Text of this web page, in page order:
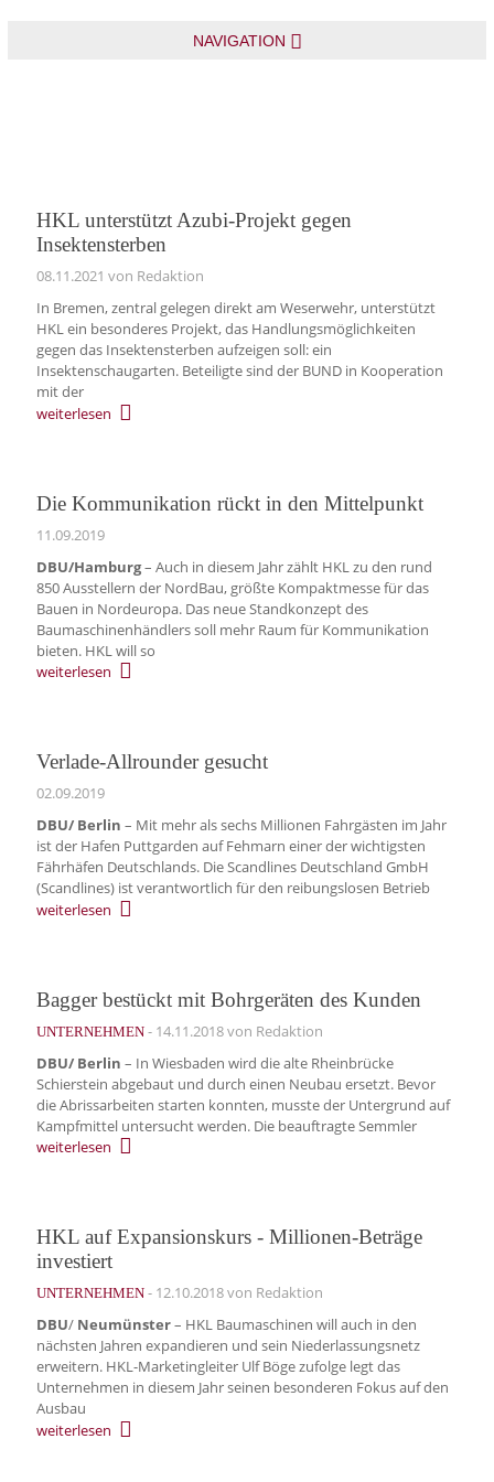
NAVIGATION
HKL unterstützt Azubi-Projekt gegen
Insektensterben
08.11.2021 von Redaktion
In Bremen, zentral gelegen direkt am Weserwehr, unterstützt
HKL ein besonderes Projekt, das Handlungsmöglichkeiten
gegen das Insektensterben aufzeigen soll: ein
Insektenschaugarten. Beteiligte sind der BUND in Kooperation
mit der
weiterlesen
Die Kommunikation rückt in den Mittelpunkt
11.09.2019
DBU/Hamburg– Auch in diesem Jahr zählt HKL zu den rund
850 Ausstellern der NordBau, größte Kompaktmesse für das
Bauen in Nordeuropa. Das neue Standkonzept des
Baumaschinenhändlers soll mehr Raum für Kommunikation
bieten. HKL will so
weiterlesen
Verlade-Allrounder gesucht
02.09.2019
DBU/ Berlin – Mit mehr als sechs Millionen Fahrgästen im Jahr
ist der Hafen Puttgarden auf Fehmarn einer der wichtigsten
Fährhäfen Deutschlands. Die Scandlines Deutschland GmbH
(Scandlines) ist verantwortlich für den reibungslosen Betrieb
weiterlesen
Bagger bestückt mit Bohrgeräten des Kunden
UNTERNEHMEN- 14.11.2018von Redaktion
DBU/ Berlin – In Wiesbaden wird die alte Rheinbrücke
Schierstein abgebaut und durch einen Neubau ersetzt. Bevor
die Abrissarbeiten starten konnten, musste der Untergrund auf
Kampfmittel untersucht werden. Die beauftragte Semmler
weiterlesen
HKL auf Expansionskurs - Millionen-Beträge
investiert
UNTERNEHMEN- 12.10.2018von Redaktion
DBU/Neumünster– HKL Baumaschinen will auch in den
nächsten Jahren expandieren und sein Niederlassungsnetz
erweitern. HKL-Marketingleiter Ulf Böge zufolge legt das
Unternehmen in diesem Jahr seinen besonderen Fokus auf den
Ausbau
weiterlesen